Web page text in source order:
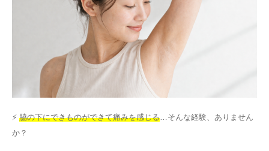
⚡ 脇の下にできものができて痛みを感じる…そんな経験、ありません
か？
言語
English